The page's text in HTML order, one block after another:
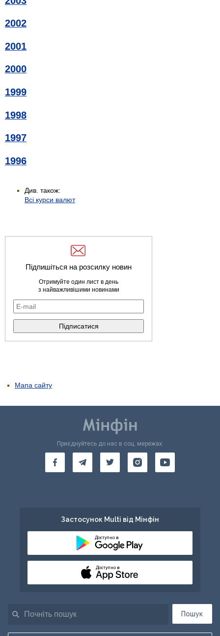
2002
2001
2000
1999
1998
1997
1996
Див. також:
Всі курси валют
Підпишіться на розсилку новин
Отримуйте один лист в день
з найважливішими новинами
Мапа сайту
Пошук
Приєднуйтесь до нас в соц. мережах:
Застосунок Multi від Мінфін
Доступно в
Доступно в